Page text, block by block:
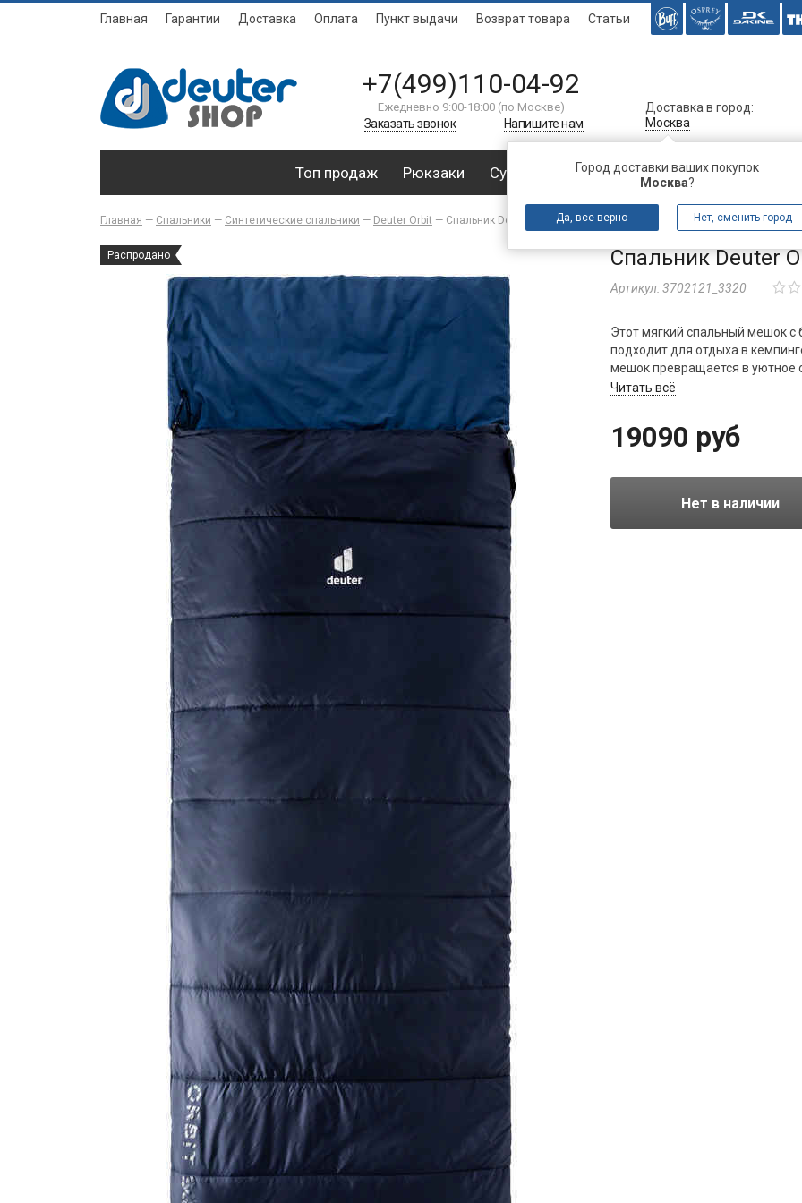
Главная Гарантии Доставка Оплата Пункт выдачи Возврат товара Статьи
+7(499)110-04-92
Ежедневно 9:00-18:00 (по Москве)
Заказать звонок Напишите нам
Доставка в город:
Москва
Город доставки ваших покупок
Москва?
Да, все верно Нет, сменить город
Топ продаж Рюкзаки Сумки Багаж Аксессуары Спальники
Главная — Спальники — Синтетические спальники — Deuter Orbit — Спальник Deuter Orbit SQ -5° (2021)
Распродано Спальник Deuter
Артикул:3702121_3320
Этот мягкий спальный мешок
подходит для отдыха в
мешок превращается в уютное
мешку в двухместном
Читать всё
19090 руб
Нет в наличии